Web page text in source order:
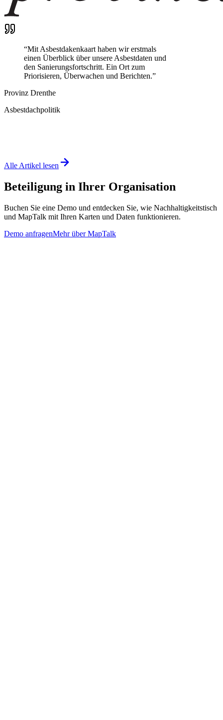
“Mit Asbestdakenkaart haben wir erstmals
einen Überblick über unsere Asbestdaten und
den Sanierungsfortschritt. Ein Ort zum
Priorisieren, Überwachen und Berichten.”
Provinz Drenthe
Asbestdachpolitik
Alle Artikel lesen
Beteiligung in Ihrer Organisation
Buchen Sie eine Demo und entdecken Sie, wie Nachhaltigkeitstisch
und MapTalk mit Ihren Karten und Daten funktionieren.
Demo anfragenMehr über MapTalk